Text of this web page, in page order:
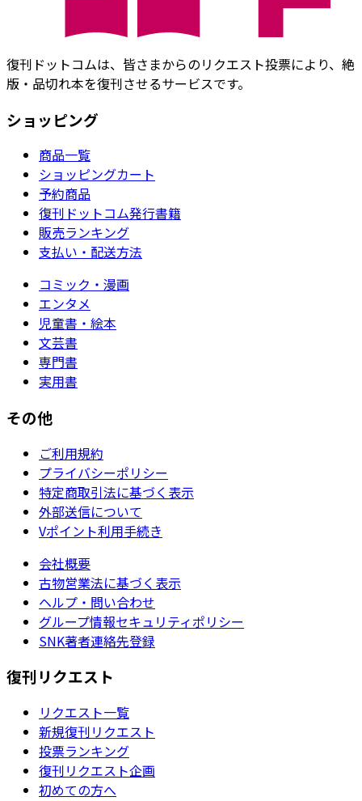
復刊ドットコムは、皆さまからのリクエスト投票により、絶
版・品切れ本を復刊させるサービスです。
ショッピング
商品一覧
ショッピングカート
予約商品
復刊ドットコム発行書籍
販売ランキング
支払い・配送方法
コミック・漫画
エンタメ
児童書・絵本
文芸書
専門書
実用書
その他
ご利用規約
プライバシーポリシー
特定商取引法に基づく表示
外部送信について
Vポイント利用手続き
会社概要
古物営業法に基づく表示
ヘルプ・問い合わせ
グループ情報セキュリティポリシー
SNK著者連絡先登録
復刊リクエスト
リクエスト一覧
新規復刊リクエスト
投票ランキング
復刊リクエスト企画
初めての方へ